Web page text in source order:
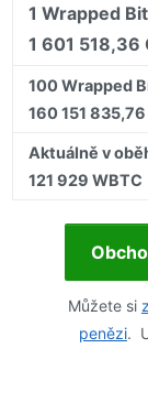
1 Wrapped
1 601 518,36
100 Wrapped
160 151
Aktuálně v
121 929 WBTC
Můžete si
penězi.